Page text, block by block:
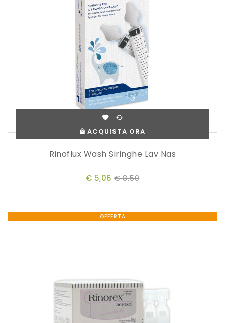
ACQUISTA ORA
Rinoflux Wash Siringhe Lav Nas
€ 5,06 € 8,50
OFFERTA